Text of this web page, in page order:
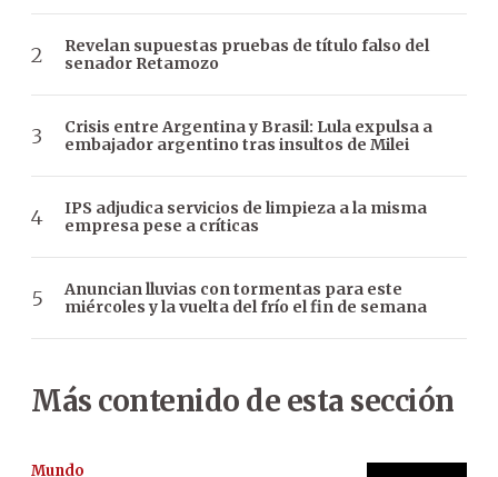
Revelan supuestas pruebas de título falso del
senador Retamozo
Crisis entre Argentina y Brasil: Lula expulsa a
embajador argentino tras insultos de Milei
IPS adjudica servicios de limpieza a la misma
empresa pese a críticas
Anuncian lluvias con tormentas para este
miércoles y la vuelta del frío el fin de semana
Más contenido de esta sección
Mundo